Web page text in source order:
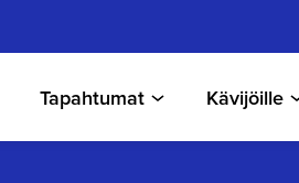
Tapahtumat Kävijöille